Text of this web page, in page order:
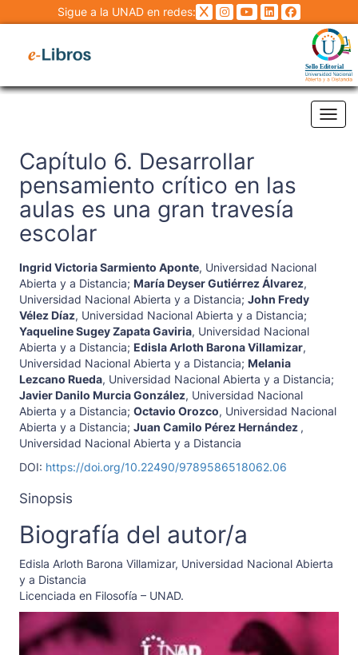
Sigue a la UNAD en redes:
Capítulo 6. Desarrollar
pensamiento crítico en las
aulas es una gran travesía
escolar
Ingrid Victoria Sarmiento Aponte, Universidad Nacional
Abierta y a Distancia; María Deyser Gutiérrez Álvarez,
Universidad Nacional Abierta y a Distancia; John Fredy
Vélez Díaz, Universidad Nacional Abierta y a Distancia;
Yaqueline Sugey Zapata Gaviria, Universidad Nacional
Abierta y a Distancia; Edisla Arloth Barona Villamizar,
Universidad Nacional Abierta y a Distancia; Melania
Lezcano Rueda, Universidad Nacional Abierta y a Distancia;
Javier Danilo Murcia González, Universidad Nacional
Abierta y a Distancia; Octavio Orozco, Universidad Nacional
Abierta y a Distancia; Juan Camilo Pérez Hernández ,
Universidad Nacional Abierta y a Distancia
DOI: https://doi.org/10.22490/9789586518062.06
Sinopsis
Biografía del autor/a
Edisla Arloth Barona Villamizar, Universidad Nacional Abierta
y a Distancia
Licenciada en Filosofía – UNAD.